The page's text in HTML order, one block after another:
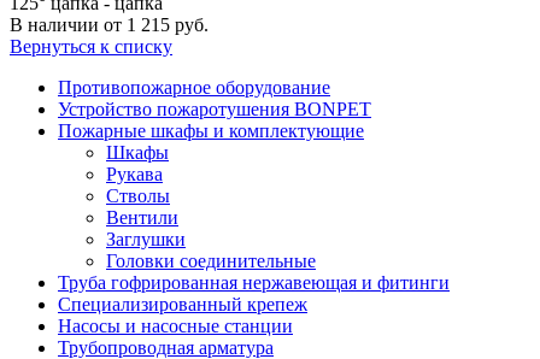
В наличии от 1 215 руб.
Вернуться к списку
Противопожарное оборудование
Устройство пожаротушения BONPET
Пожарные шкафы и комплектующие
Шкафы
Рукава
Стволы
Вентили
Заглушки
Головки соединительные
Труба гофрированная нержавеющая и фитинги
Специализированный крепеж
Насосы и насосные станции
Трубопроводная арматура